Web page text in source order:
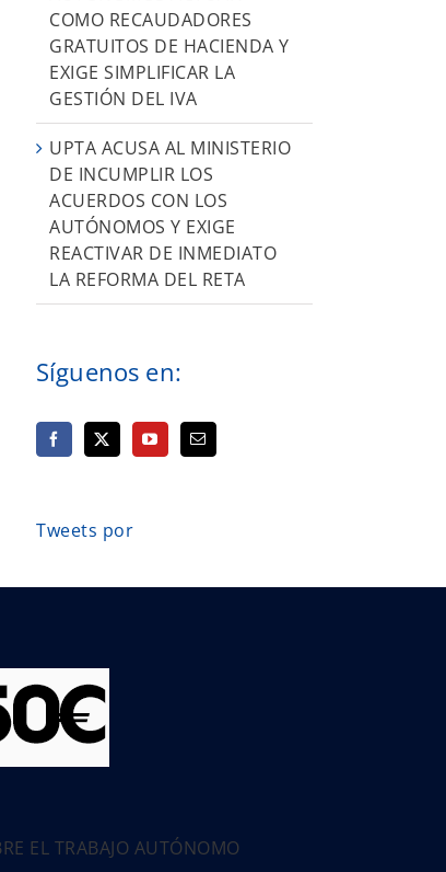
COMO RECAUDADORES
GRATUITOS DE HACIENDA Y
EXIGE SIMPLIFICAR LA
GESTIÓN DEL IVA
UPTA ACUSA AL MINISTERIO
DE INCUMPLIR LOS
ACUERDOS CON LOS
AUTÓNOMOS Y EXIGE
REACTIVAR DE INMEDIATO
LA REFORMA DEL RETA
Síguenos en:
Tweets por
EL TRABAJO AUTÓNOMO